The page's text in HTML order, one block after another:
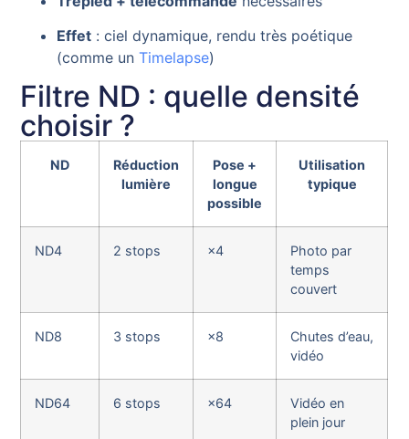
Effet : ciel dynamique, rendu très poétique
(comme unTimelapse)
Filtre ND : quelle densité
choisir ?
ND
Réduction
lumière
Pose +
longue
possible
Utilisation
typique
ND4 2 stops ×4
Photo par
temps
couvert
ND8 3 stops ×8
Chutes d’eau,
vidéo
ND64 6 stops ×64
Vidéo en
plein jour